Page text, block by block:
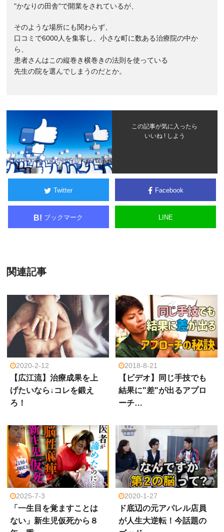
"かなりの田舎"で開業をされているが、
そのような場所にも関わらず、
口コミで6000人を集客し、小さな町に数ある治療院の中か
ら、
患者さんはこの縦巻き横巻きの法則を使っている
先生の院を選んでしまうのだとか。
この記事が気に入ったら
いいね ! しよう
Twitter Facebook
B! ブックマーク LINE
関連記事
2020-2-12
【広江流】治療成果を上
げたいなら↓コレを鍛え
ろ！
2018-8-21
【ビデオ】同じ手技でも
結果に"差"が出るアプロ
ーチ…
2025-7-3
「一生目を覚ますことは
ない」新生児仮死から８
2020-1-27
ド底辺の元アパレル店員
が人生大逆転！今話題の